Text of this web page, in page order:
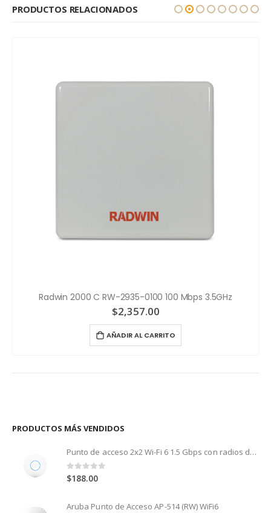
PRODUCTOS RELACIONADOS
Radwin 2000 C RW-2935-0100 100 Mbps 3.5GHz
$2,357.00
AÑADIR AL CARRITO
PRODUCTOS MÁS VENDIDOS
Punto de acceso 2x2 Wi-Fi 6 1.5 Gbps con radios de 5 GHz (MU-MIMO y OFDMA) y 2.4 GHz (MIMO)
0out of 5
$188.00
Aruba Punto de Acceso AP-514 (RW) WiFi6